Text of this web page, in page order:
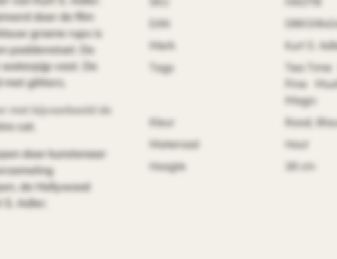
door de film
groene rups is
paddenstoel. De
waterpijp vast. De
met glitters.
met bijvoorbeeld de
cat.
door kunstenaar
de Hollywood
Adler.
Merk
Kurt S.
Tags
Tea Time
Pine
Magic
Kleur
Rood,
Materiaal
Hout
Hoogte